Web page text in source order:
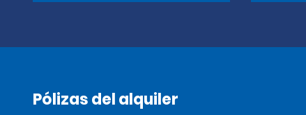
Pólizas del alquiler